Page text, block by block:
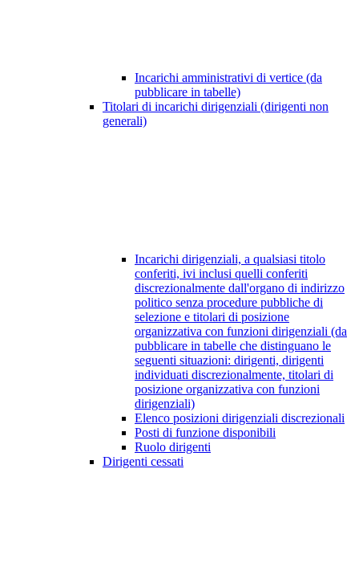
Incarichi amministrativi di vertice (da
pubblicare in tabelle)
Titolari di incarichi dirigenziali (dirigenti non
generali)
Incarichi dirigenziali, a qualsiasi titolo
conferiti, ivi inclusi quelli conferiti
discrezionalmente dall'organo di indirizzo
politico senza procedure pubbliche di
selezione e titolari di posizione
organizzativa con funzioni dirigenziali (da
pubblicare in tabelle che distinguano le
seguenti situazioni: dirigenti, dirigenti
individuati discrezionalmente, titolari di
posizione organizzativa con funzioni
dirigenziali)
Elenco posizioni dirigenziali discrezionali
Posti di funzione disponibili
Ruolo dirigenti
Dirigenti cessati